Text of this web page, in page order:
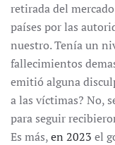
retirada del
países por las
nuestro. Tenía un
fallecimientos
emitió alguna
a las víctimas? No,
para seguir
Es más,en 2023 el